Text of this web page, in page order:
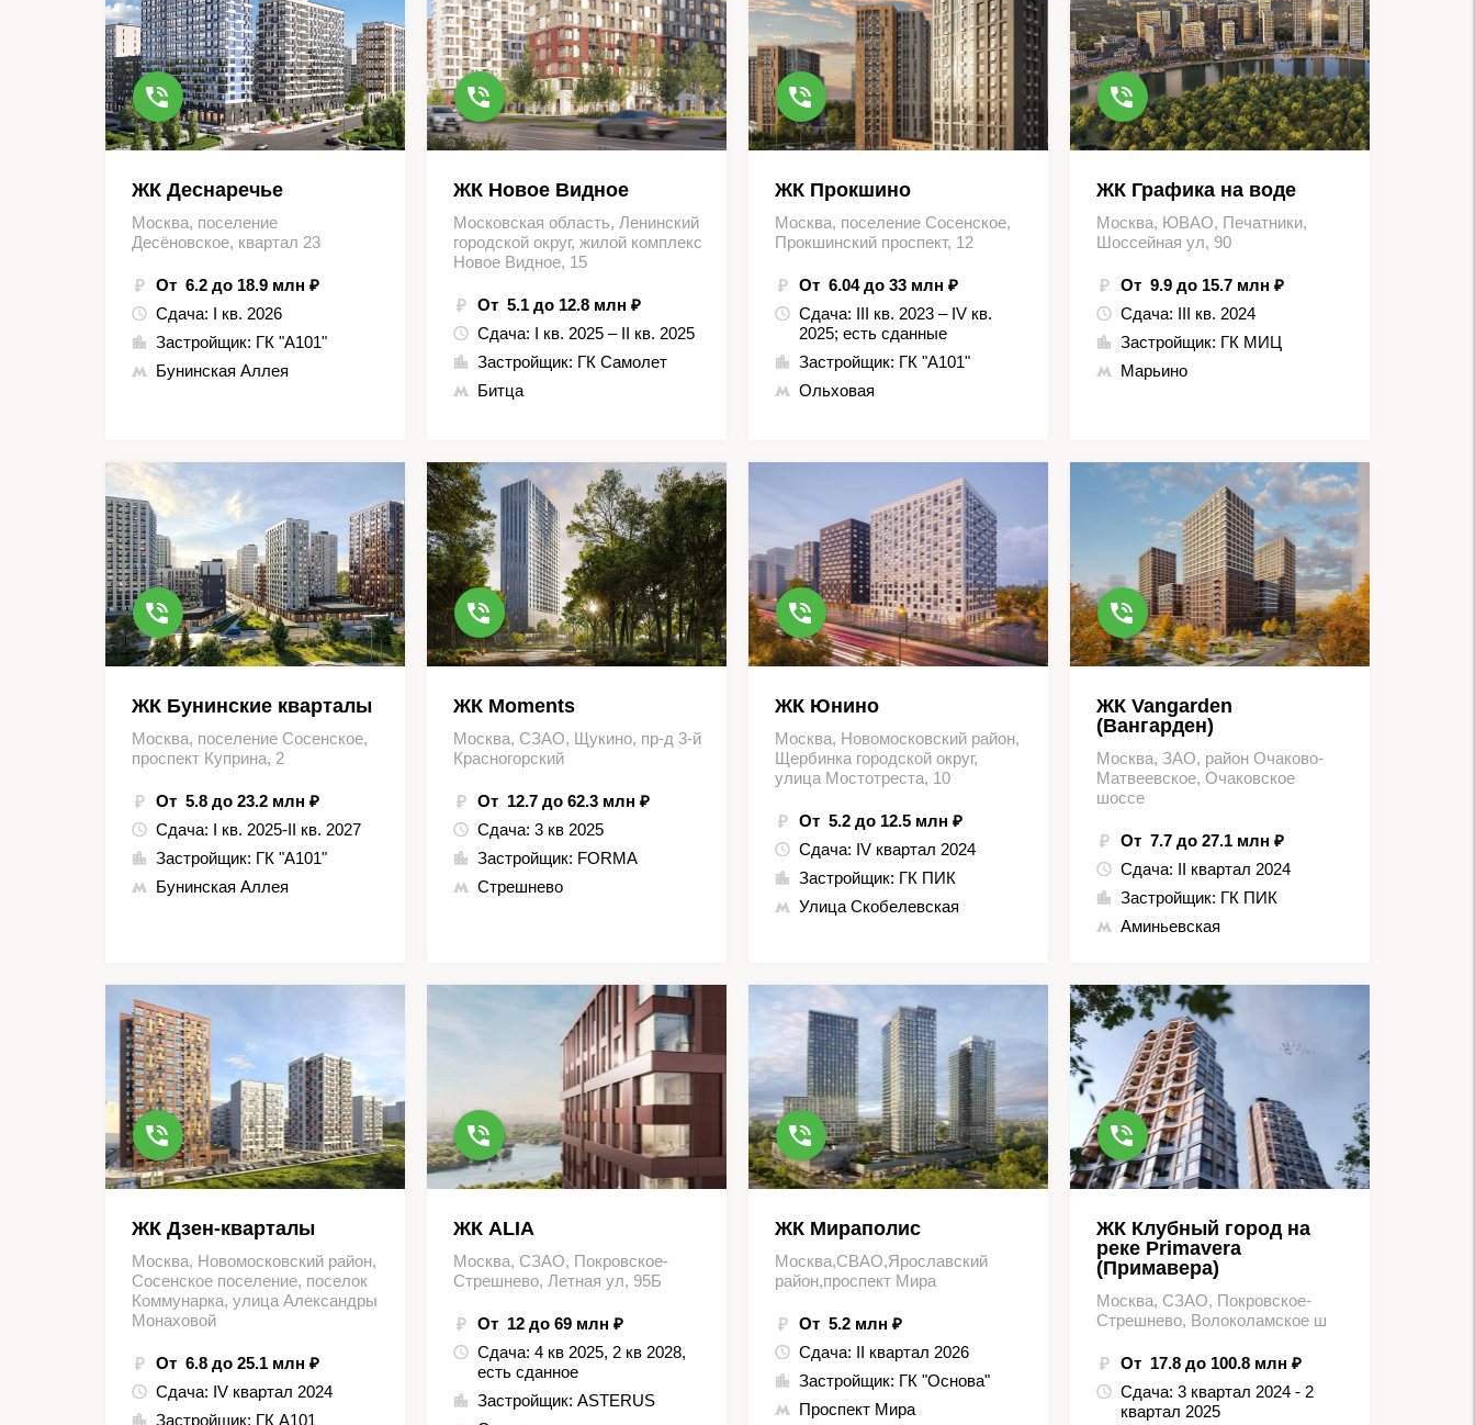
ЖК Деснаречье
Москва, поселение
Десёновское, квартал 23
От 6.2 до 18.9 млн ₽
Сдача: I кв. 2026
Застройщик: ГК "А101"
Бунинская Аллея
ЖК Новое Видное
Московская область, Ленинский
городской округ, жилой комплекс
Новое Видное, 15
От 5.1 до 12.8 млн ₽
Сдача: I кв. 2025 – II кв. 2025
Застройщик: ГК Самолет
Битца
ЖК Прокшино
Москва, поселение Сосенское,
Прокшинский проспект, 12
От 6.04 до 33 млн ₽
Сдача: III кв. 2023 – IV кв.
2025; есть сданные
Застройщик: ГК "А101"
Ольховая
ЖК Графика на воде
Москва, ЮВАО, Печатники,
Шоссейная ул, 90
От 9.9 до 15.7 млн ₽
Сдача: III кв. 2024
Застройщик: ГК МИЦ
Марьино
ЖК Бунинские кварталы
Москва, поселение Сосенское,
проспект Куприна, 2
От 5.8 до 23.2 млн ₽
Сдача: I кв. 2025-II кв. 2027
Застройщик: ГК "А101"
Бунинская Аллея
ЖК Moments
Москва, СЗАО, Щукино, пр-д 3-й
Красногорский
От 12.7 до 62.3 млн ₽
Сдача: 3 кв 2025
Застройщик: FORMA
Стрешнево
ЖК Юнино
Москва, Новомосковский район,
Щербинка городской округ,
улица Мостотреста, 10
От 5.2 до 12.5 млн ₽
Сдача: IV квартал 2024
Застройщик: ГК ПИК
Улица Скобелевская
ЖК Vangarden
(Вангарден)
Москва, ЗАО, район Очаково-
Матвеевское, Очаковское
шоссе
От 7.7 до 27.1 млн ₽
Сдача: II квартал 2024
Застройщик: ГК ПИК
Аминьевская
ЖК Дзен-кварталы
Москва, Новомосковский район,
Сосенское поселение, поселок
Коммунарка, улица Александры
Монаховой
От 6.8 до 25.1 млн ₽
Сдача: IV квартал 2024
Застройщик: ГК А101
ЖК ALIA
Москва, СЗАО, Покровское-
Стрешнево, Летная ул, 95Б
От 12 до 69 млн ₽
Сдача: 4 кв 2025, 2 кв 2028,
есть сданное
Застройщик: ASTERUS
ЖК Мираполис
Москва,СВАО,Ярославский
район,проспект Мира
От 5.2 млн ₽
Сдача: II квартал 2026
Застройщик: ГК "Основа"
Проспект Мира
ЖК Клубный город на
реке Primavera
(Примавера)
Москва, СЗАО, Покровское-
Стрешнево, Волоколамское ш
От 17.8 до 100.8 млн ₽
Сдача: 3 квартал 2024 - 2
квартал 2025